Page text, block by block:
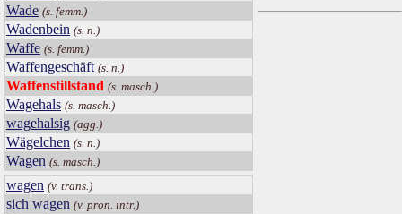
Wade (s. femm.)
Wadenbein (s. n.)
Waffe (s. femm.)
Waffengeschäft (s. n.)
Waffenstillstand (s. masch.)
Wagehals (s. masch.)
wagehalsig (agg.)
Wägelchen (s. n.)
Wagen (s. masch.)
wagen (v. trans.)
sich wagen (v. pron. intr.)